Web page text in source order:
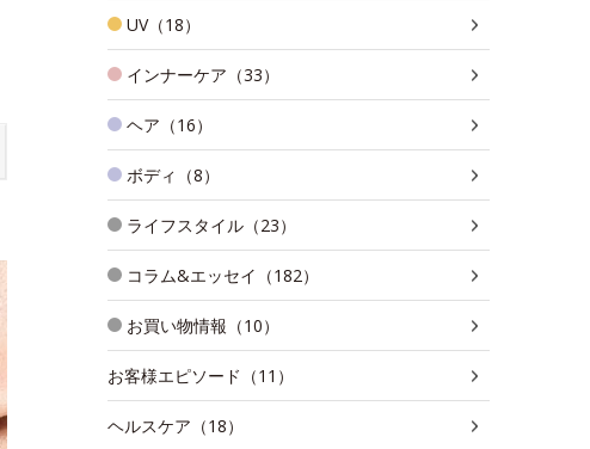
UV（18）
インナーケア（33）
ヘア（16）
ボディ（8）
ライフスタイル（23）
コラム&エッセイ（182）
お買い物情報（10）
お客様エピソード（11）
ヘルスケア（18）